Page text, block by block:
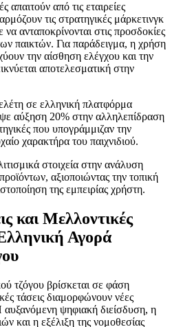
απαιτούν από τις εταιρείες
τις στρατηγικές μάρκετινγκ
ανταποκρίνονται στις προσδοκίες
παικτών. Για παράδειγμα, η χρήση
την αίσθηση ελέγχου και την
αποτελεσματική στην
σε ελληνική πλατφόρμα
αύξηση 20% στην αλληλεπίδραση
που υπογράμμιζαν την
χαρακτήρα του παιχνιδιού.
στοιχεία στην ανάλυση
αξιοποιώντας την τοπική
της εμπειρίας χρήστη.
και Μελλοντικές
Αγορά
τζόγου βρίσκεται σε φάση
τάσεις διαμορφώνουν νέες
αυξανόμενη ψηφιακή διείσδυση, η
και η εξέλιξη της νομοθεσίας